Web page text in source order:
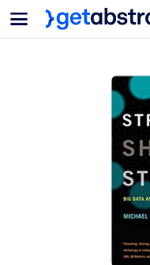
Menu
Para equipos y
Upskilling en IA
Dote a sus empleados
Desarrollo de
Prepare a sus líderes
Aprendizaje
Facilite que los
Upskilling y
Para sistemas de IA